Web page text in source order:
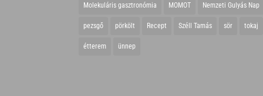
Molekuláris gasztronómia MOMOT Nemzeti Gulyás Nap
pezsgő pörkölt Recept Széll Tamás sör tokaj
étterem ünnep